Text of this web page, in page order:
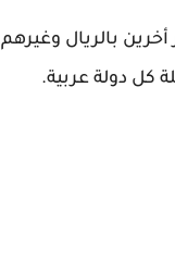
بالريال وغيرهم
كل دولة عربية.